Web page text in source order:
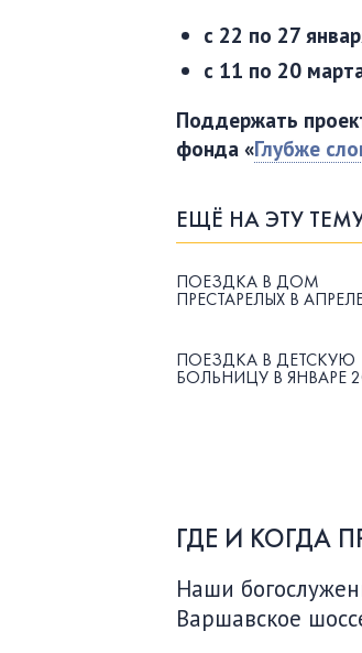
с 22 по 27
с 11 по 20
Поддержать
фонда «Глубже
ЕЩЁ НА ЭТУ
ПОЕЗДКА В ДОМ
ПРЕСТАРЕЛЫХ В
ПОЕЗДКА В ДЕТСКУЮ
БОЛЬНИЦУ В ЯНВАРЕ
ГДЕ И КОГДА
Наши
Варшавское